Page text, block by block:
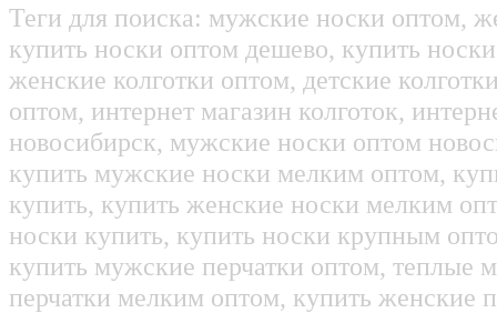
Теги для поиска: мужские носки оптом,
купить носки оптом дешево, купить
женские колготки оптом, детские
оптом, интернет магазин колготок,
новосибирск, мужские носки оптом
купить мужские носки мелким оптом,
купить, купить женские носки мелким
носки купить, купить носки крупным
купить мужские перчатки оптом, теплые
перчатки мелким оптом, купить женские